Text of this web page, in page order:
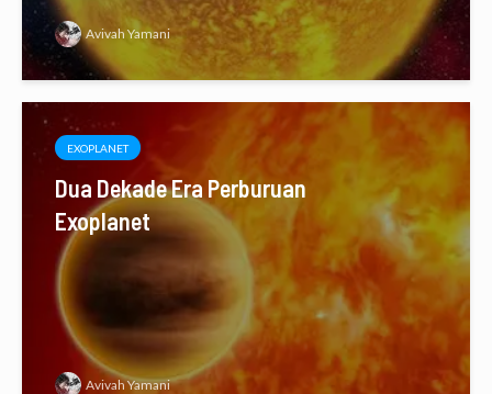
Avivah Yamani
EXOPLANET
Dua Dekade Era Perburuan
Exoplanet
Avivah Yamani